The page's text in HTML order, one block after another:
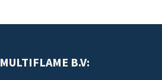
MULTIFLAME B.V: